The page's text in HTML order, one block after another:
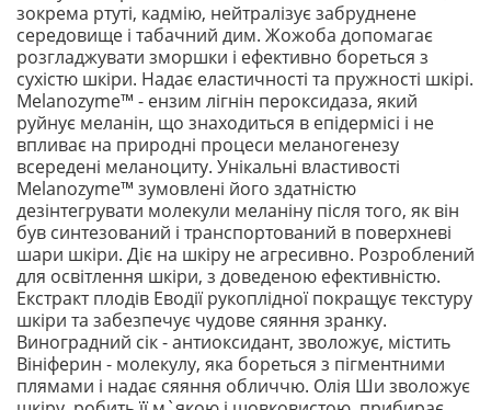
зокрема ртуті, кадмію, нейтралізує забруднене
середовище і табачний дим. Жожоба допомагає
розгладжувати зморшки і ефективно бореться з
сухістю шкіри. Надає еластичності та пружності шкірі.
Melanozyme™ - ензим лігнін пероксидаза, який
руйнує меланін, що знаходиться в епідермісі і не
впливає на природні процеси меланогенезу
всередені меланоциту. Унікальні властивості
Melanozyme™ зумовлені його здатністю
дезінтегрувати молекули меланіну після того, як він
був синтезований і транспортований в поверхневі
шари шкіри. Діє на шкіру не агресивно. Розроблений
для освітлення шкіри, з доведеною ефективністю.
Екстракт плодів Еводії рукоплідної покращує текстуру
шкіри та забезпечує чудове сяяння зранку.
Виноградний сік - антиоксидант, зволожує, містить
Вініферин - молекулу, яка бореться з пігментними
плямами і надає сяяння обличчю. Олія Ши зволожує